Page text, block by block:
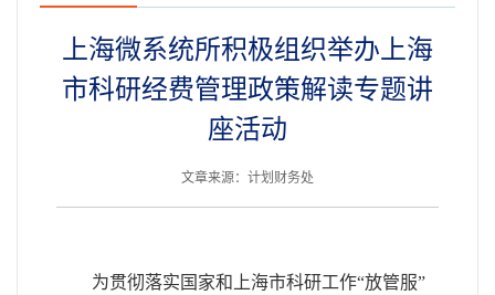
上海微系统所积极组织举办上海
市科研经费管理政策解读专题讲
座活动
文章来源：计划财务处
为贯彻落实国家和上海市科研工作“放管服”